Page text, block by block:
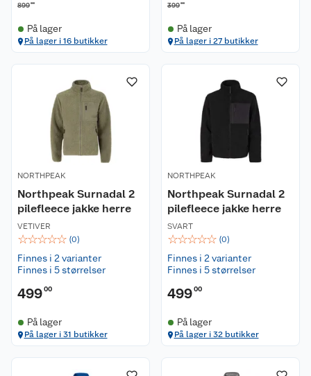
89900
På lager
På lager i 16 butikker
39900
På lager
På lager i 27 butikker
NORTHPEAK
Northpeak Surnadal 2
pilefleece jakke herre
VETIVER
☆☆☆☆☆ (0)
Finnes i 2 varianter
Finnes i 5 størrelser
49900
På lager
På lager i 31 butikker
NORTHPEAK
Northpeak Surnadal 2
pilefleece jakke herre
SVART
☆☆☆☆☆ (0)
Finnes i 2 varianter
Finnes i 5 størrelser
49900
På lager
På lager i 32 butikker